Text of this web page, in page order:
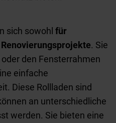
sich sowohl für
. Sie
den Fensterrahmen
einfache
Diese Rollladen sind
an unterschiedliche
werden. Sie bieten eine